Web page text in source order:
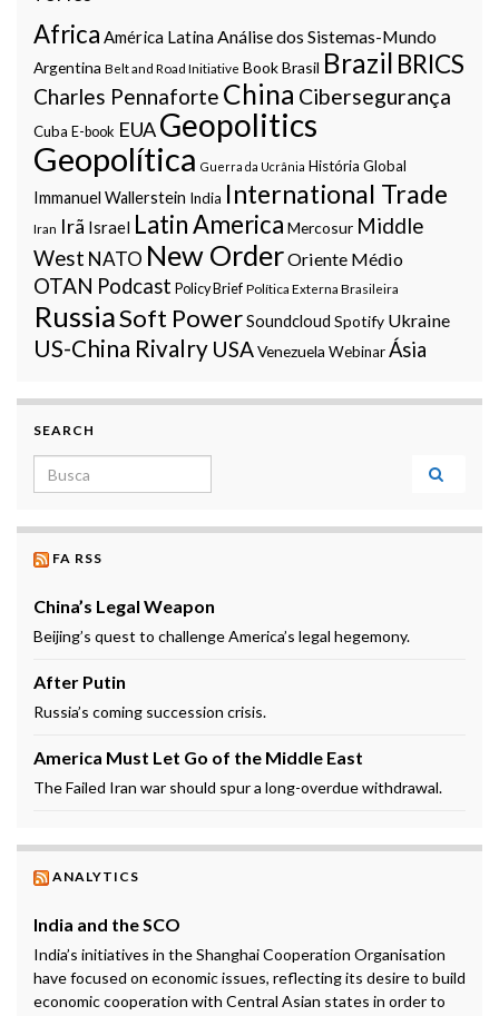
Africa América LatinaAnálise dos Sistemas-Mundo
Argentina Belt and Road Initiative BookBrasil Brazil BRICS
Charles Pennaforte China Cibersegurança
Cuba E-book EUAGeopolitics
Geopolítica Guerra da Ucrânia História Global
Immanuel Wallerstein India International Trade
Iran Irã Israel Latin America Mercosur Middle
West NATO New OrderOriente Médio
OTAN Podcast Policy Brief Política Externa Brasileira
RussiaSoft PowerSoundcloud Spotify Ukraine
US-China Rivalry USAVenezuela WebinarÁsia
SEARCH
Search for:
FA RSS
China’s Legal Weapon
Beijing’s quest to challenge America’s legal hegemony.
After Putin
Russia’s coming succession crisis.
America Must Let Go of the Middle East
The Failed Iran war should spur a long-overdue withdrawal.
ANALYTICS
India and the SCO
India’s initiatives in the Shanghai Cooperation Organisation
have focused on economic issues, reflecting its desire to build
economic cooperation with Central Asian states in order to